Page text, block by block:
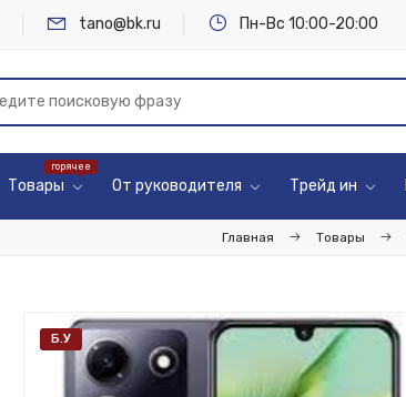
tano@bk.ru Пн-Вс 10:00-20:00
Товары От руководителя Трейд ин
Главная Товары
Б.У